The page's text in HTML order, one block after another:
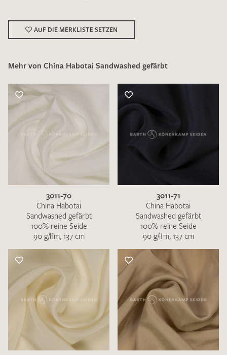
MUSTERANFRAGE SENDEN
AUF DIE MERKLISTE SETZEN
Mehr von China Habotai Sandwashed gefärbt
3011-70
China Habotai
Sandwashed gefärbt
100% reine Seide
90 g/lfm, 137 cm
3011-71
China Habotai
Sandwashed gefärbt
100% reine Seide
90 g/lfm, 137 cm